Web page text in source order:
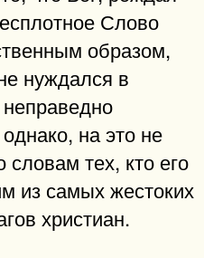
Слово
образом,
нуждался в
на это не
словам тех, кто его
из самых жестоких
христиан.